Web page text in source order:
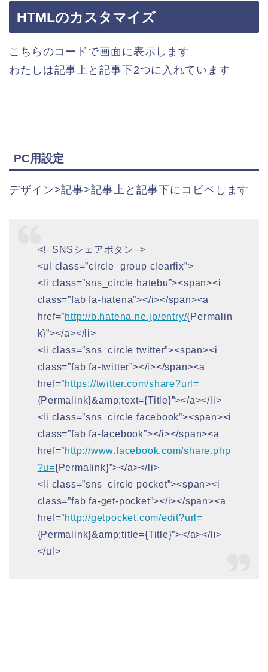
HTMLのカスタマイズ
こちらのコードで画面に表示します
わたしは記事上と記事下2つに入れています
PC用設定
デザイン>記事>記事上と記事下にコピペします
<!–SNSシェアボタン–>
<ul class=”circle_group clearfix”>
<li class=”sns_circle hatebu”><span><i
class=”fab fa-hatena”></i></span><a
href=”http://b.hatena.ne.jp/entry/{Permalin
k}”></a></li>
<li class=”sns_circle twitter”><span><i
class=”fab fa-twitter”></i></span><a
href=”https://twitter.com/share?url=
{Permalink}&amp;text={Title}”></a></li>
<li class=”sns_circle facebook”><span><i
class=”fab fa-facebook”></i></span><a
href=”http://www.facebook.com/share.php
?u={Permalink}”></a></li>
<li class=”sns_circle pocket”><span><i
class=”fab fa-get-pocket”></i></span><a
href=”http://getpocket.com/edit?url=
{Permalink}&amp;title={Title}”></a></li>
</ul>